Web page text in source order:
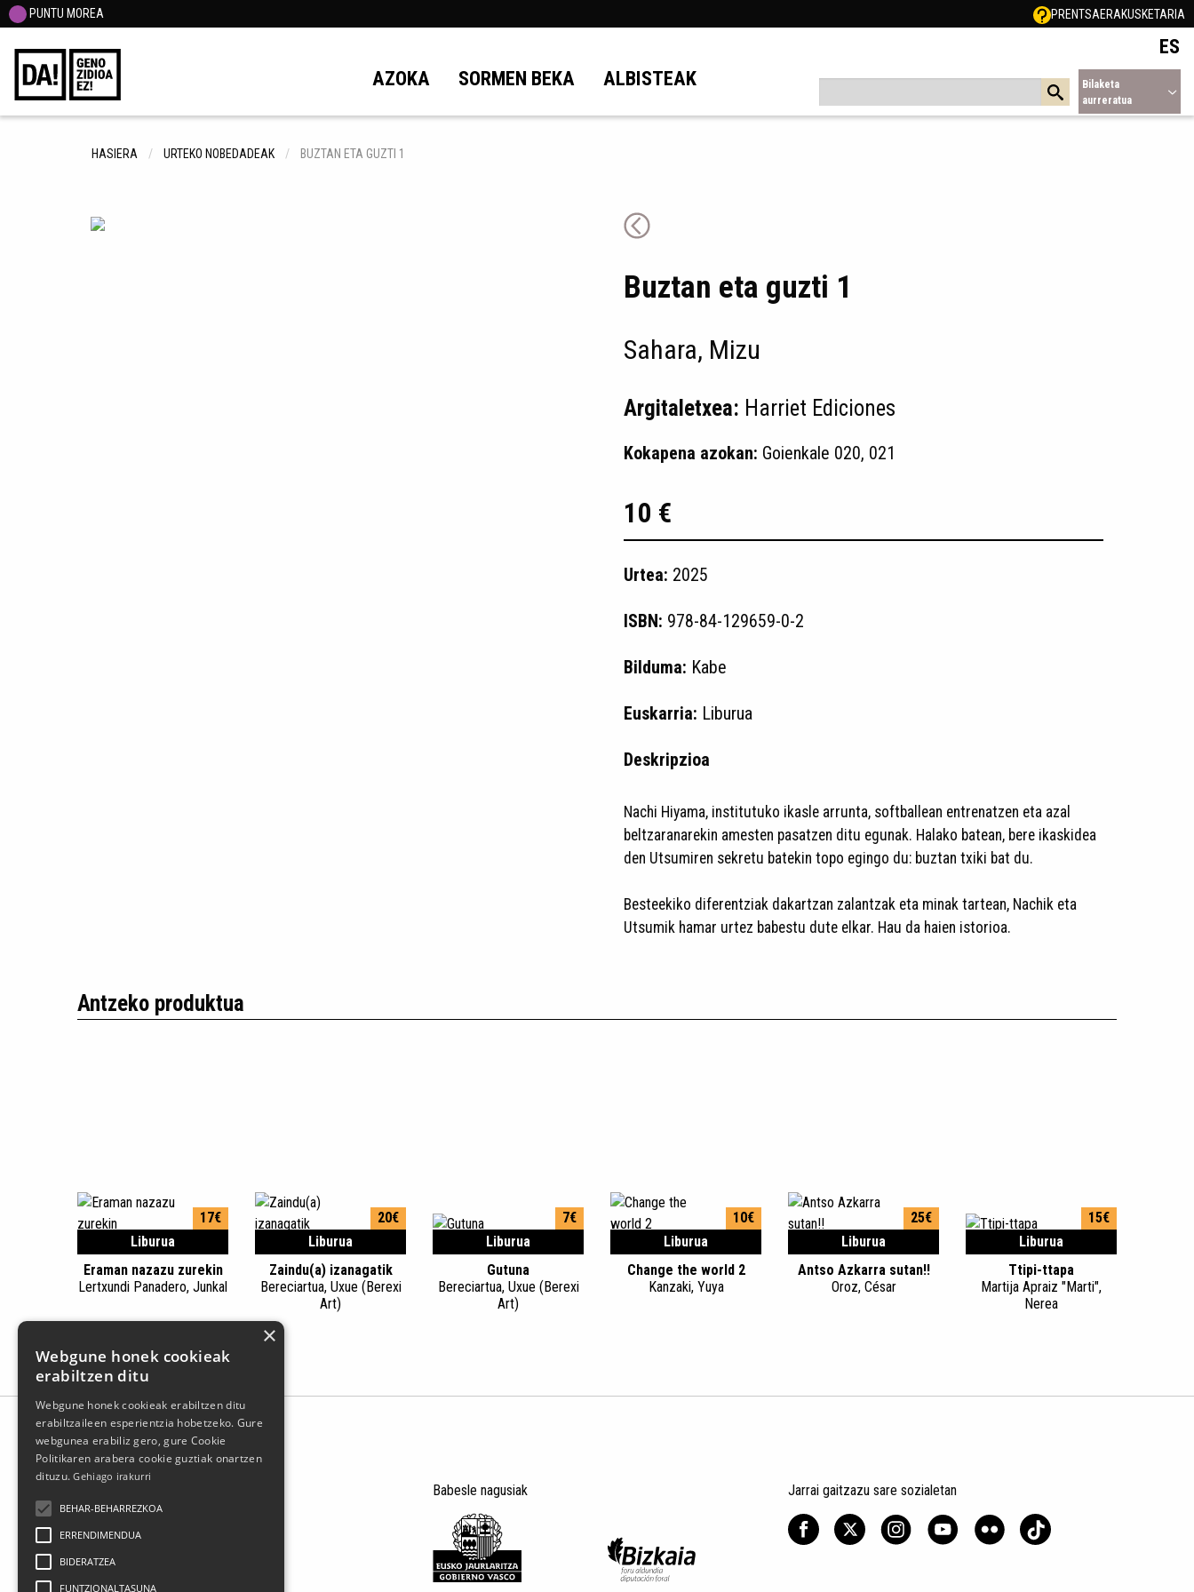
PUNTU MOREA PRENTSAERAKUSKETARIA
AZOKA SORMEN BEKA ALBISTEAK
ES
Bilaketa
aurreratua
HASIERA URTEKO NOBEDADEAK BUZTAN ETA GUZTI 1
Buztan eta guzti 1
Sahara, Mizu
Argitaletxea: Harriet Ediciones
Kokapena azokan: Goienkale 020, 021
10 €
Urtea: 2025
ISBN: 978-84-129659-0-2
Bilduma: Kabe
Euskarria: Liburua
Deskripzioa
Nachi Hiyama, institutuko ikasle arrunta, softballean entrenatzen eta azal
beltzaranarekin amesten pasatzen ditu egunak. Halako batean, bere ikaskidea
den Utsumiren sekretu batekin topo egingo du: buztan txiki bat du.
Besteekiko diferentziak dakartzan zalantzak eta minak tartean, Nachik eta
Utsumik hamar urtez babestu dute elkar. Hau da haien istorioa.
Antzeko produktua
Liburua
17€
Eraman nazazu zurekin
Lertxundi Panadero, Junkal
Liburua
20€
Zaindu(a) izanagatik
Bereciartua, Uxue (Berexi
Art)
Liburua
7€
Gutuna
Bereciartua, Uxue (Berexi
Art)
Liburua
10€
Change the world 2
Kanzaki, Yuya
Liburua
25€
Antso Azkarra sutan!!
Oroz, César
Liburua
15€
Ttipi-ttapa
Martija Apraiz "Marti",
Nerea
Babesle nagusiak Jarrai gaitzazu sare sozialetan
×
Webgune honek cookieak
erabiltzen ditu
Webgune honek cookieak erabiltzen ditu
erabiltzaileen esperientzia hobetzeko. Gure
webgunea erabiliz gero, gure Cookie
Politikaren arabera cookie guztiak onartzen
dituzu.Gehiago irakurri
BEHAR-BEHARREZKOA
ERRENDIMENDUA
BIDERATZEA
FUNTZIONALTASUNA